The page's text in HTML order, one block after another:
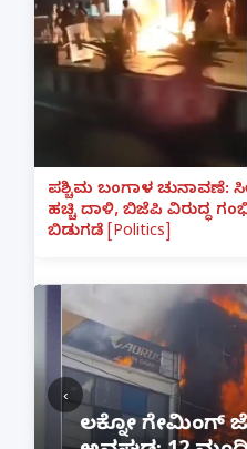
ಪಶ್ಚಿಮ ಬಂಗಾಳ ಚುನಾವಣೆ:
ಹಚ್ಚಿ ದಾಳಿ, ಬಿಜೆಪಿ ವಿರುದ್ಧ
ಬಿಡುಗಡೆ [Politics]
ಲಕ್ನೋ ಗೇಮಿಂಗ್
‹